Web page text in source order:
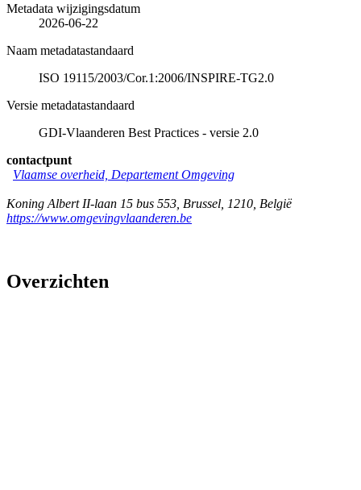
Metadata wijzigingsdatum
2026-06-22
Naam metadatastandaard
ISO 19115/2003/Cor.1:2006/INSPIRE-TG2.0
Versie metadatastandaard
GDI-Vlaanderen Best Practices - versie 2.0
contactpunt
Vlaamse overheid, Departement Omgeving
Koning Albert II-laan 15 bus 553 Brussel 1210 België
https://www.omgevingvlaanderen.be
Overzichten